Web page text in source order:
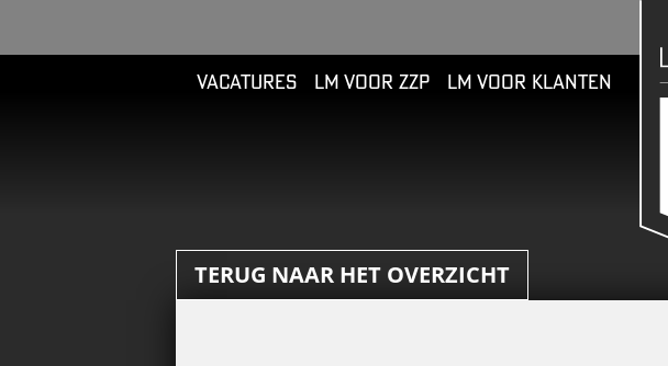
VACATURES LM VOOR ZZP LM VOOR KLANTEN
TERUG NAAR HET OVERZICHT